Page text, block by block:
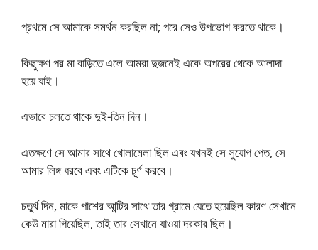
প্রথমে সে আমাকে সমর্থন করছিল না; পরে সেও উপভোগ করতে থাকে।
কিছুক্ষণ পর মা বাড়িতে এলে আমরা দুজনেই একে অপরের থেকে আলাদা
হয়ে যাই।
এভাবে চলতে থাকে দুই-তিন দিন।
এতক্ষণে সে আমার সাথে খোলামেলা ছিল এবং যখনই সে সুযোগ পেত, সে
আমার লিঙ্গ ধরবে এবং এটিকে চূর্ণ করবে।
চতুর্থ দিন, মাকে পাশের আন্টির সাথে তার গ্রামে যেতে হয়েছিল কারণ সেখানে
কেউ মারা গিয়েছিল, তাই তার সেখানে যাওয়া দরকার ছিল।